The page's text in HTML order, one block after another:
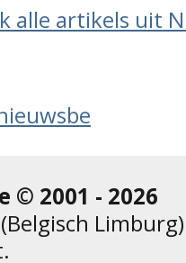
alle artikels uit
© 2001 - 2026